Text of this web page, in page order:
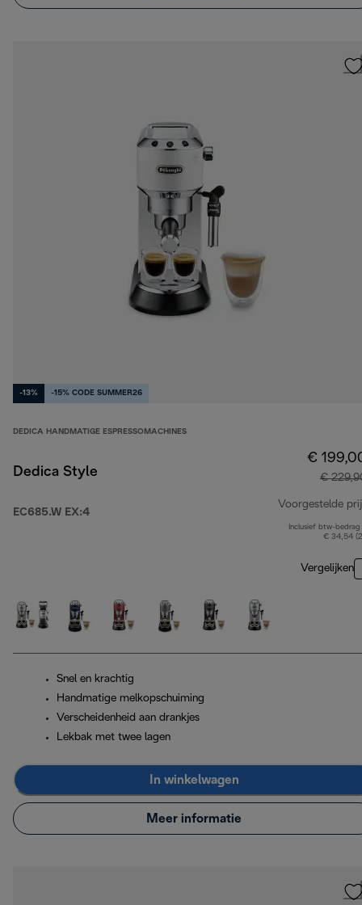
-13% -15% CODE SUMMER26
DEDICA HANDMATIGE ESPRESSOMACHINES
Dedica Style
EC685.W EX:4
€
€
Voorgestelde
Inclusief btw-bedrag
€ 34,54
Vergelijken
Snel en krachtig
Handmatige melkopschuiming
Verscheidenheid aan drankjes
Lekbak met twee lagen
In winkelwagen
Meer informatie